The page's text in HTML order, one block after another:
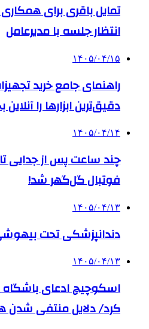
تمایل باقری برای همکاری
انتظار جلسه با مدیرعامل
۱۴۰۵/۰۴/۱۵
راهنمای جامع خرید
دقیق‌ترین ابزارها را آنلاین
۱۴۰۵/۰۴/۱۴
چند ساعت پس از جدایی
فوتبال گل‌گهر شد!
۱۴۰۵/۰۴/۱۳
دندانپزشکی تحت
۱۴۰۵/۰۴/۱۳
اسکوچیچ ادعای
کرد/ دلایل منتفی شدن